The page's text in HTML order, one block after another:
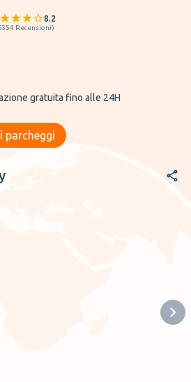
8.2
Recensioni)
gratuita fino alle 24H
parcheggi